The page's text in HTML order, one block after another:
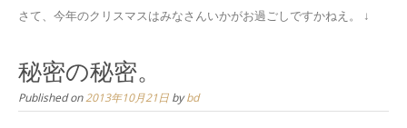
さて、今年のクリスマスはみなさんいかがお過ごしですかねえ。 ↓
秘密の秘密。
Published on2013年10月21日 bybd